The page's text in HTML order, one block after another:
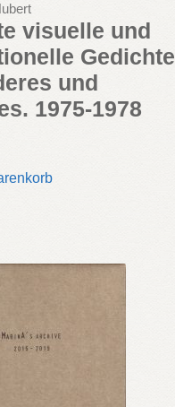
visuelle und
Gedichte
und
1975-1978